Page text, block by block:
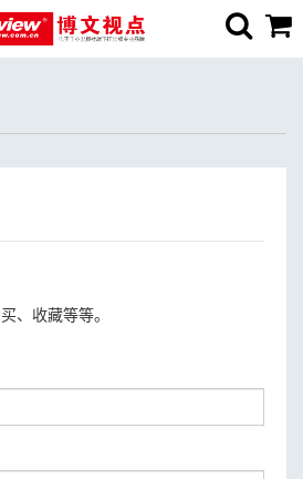
、收藏等等。